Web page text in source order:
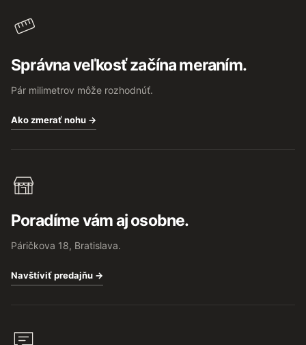
Správna veľkosť začína meraním.
Pár milimetrov môže rozhodnúť.
Ako zmerať nohu →
Poradíme vám aj osobne.
Páričkova 18, Bratislava.
Navštíviť predajňu →